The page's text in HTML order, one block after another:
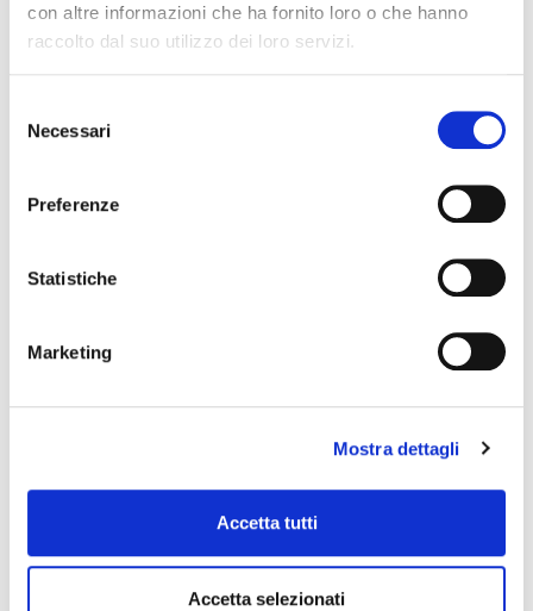
con altre informazioni che ha fornito loro o che hanno
raccolto dal suo utilizzo dei loro servizi.
delNecessari
Preferenze
Statistiche
Marketing
Mostra dettagli
Accetta tutti
Accetta selezionati
Capacità di produzione:
tonnellate
· Capacità massima di lavorazione 900 mm x
· Apertura massima stampo 900 mm
· Capacità di produzione in PS da 10 ga 1800
· Materie prime utilizzate: PVC, PA6,
PBT, PP, PPS, PPFV, PE, ABS, PUR, PS, TPC-
ET, POM.